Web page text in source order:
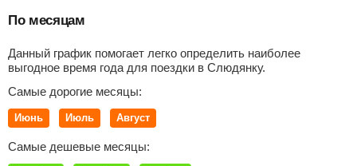
По месяцам
Данный график помогает легко определить наиболее
выгодное время года для поездки в Слюдянку.
Самые дорогие месяцы:
Июнь Июль Август
Самые дешевые месяцы: